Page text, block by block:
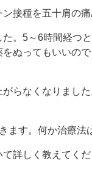
接種を五十肩の
。5～6時間経つ
ぬってもいいの
らなくなりまし
ます。何か治療法
詳しく教えてくだ